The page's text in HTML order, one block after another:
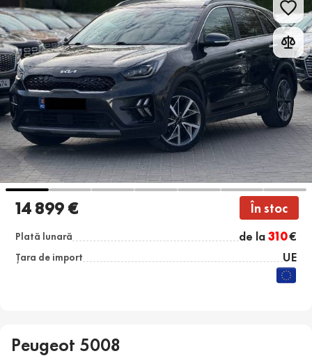
14 899 € În stoc
Plată lunară de la310€
Țara de import UE
Peugeot 5008